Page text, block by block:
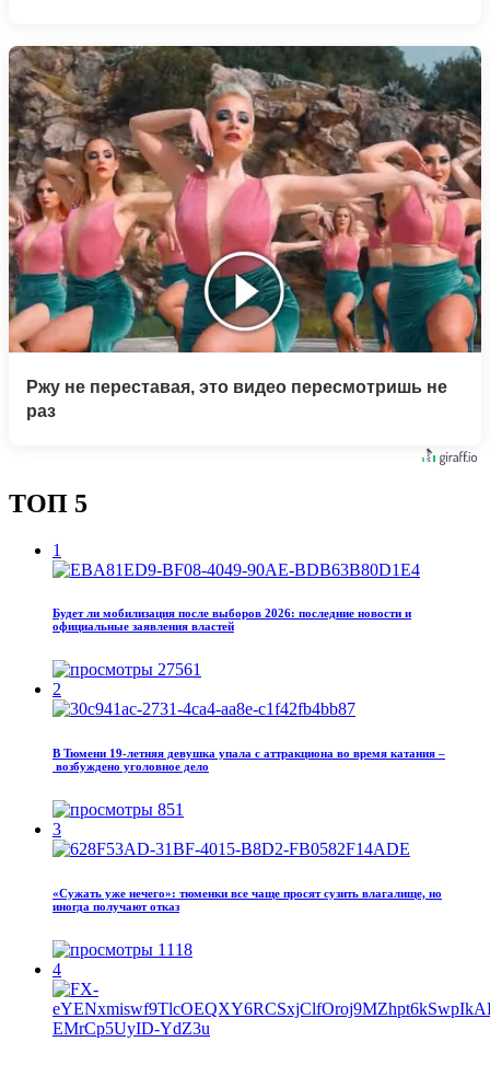
Ржу не переставая, это видео пересмотришь не
раз
ТОП 5
1
Будет ли мобилизация после выборов 2026: последние новости и
официальные заявления властей
27561
2
В Тюмени 19‑летняя девушка упала с аттракциона во время катания –
возбуждено уголовное дело
851
3
«Сужать уже нечего»: тюменки все чаще просят сузить влагалище, но
иногда получают отказ
1118
4